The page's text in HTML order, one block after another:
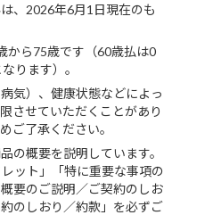
、2026年6月1日現在のも
から75歳です（60歳払は0
ります）。
気）、健康状態などによっ
させていただくことがあり
ご了承ください。
の概要を説明しています。
ット」「特に重要な事項の
要のご説明／ご契約のしお
のしおり／約款」を必ずご